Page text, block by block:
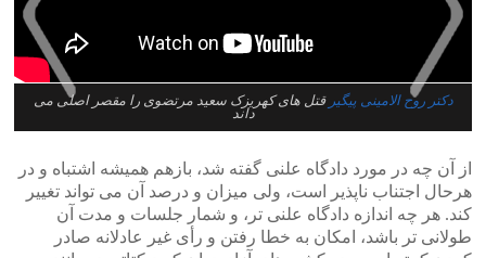
دکتر روح الامینی پیگیر قتل های کهریزک سعید مرتضوی را مقصر اصلی می
داند
از آن چه در مورد دادگاه علنی گفته شد، بازهم همیشه اشتباه و در
هرحال اجتناب ناپذیر است، ولی میزان و درصد آن می تواند تغییر
کند. هر چه اندازه دادگاه علنی تر، و شمار جلسات و مدت آن
طولانی تر باشد، امکان به خطا رفتن و رأی غیر عادلانه صادر